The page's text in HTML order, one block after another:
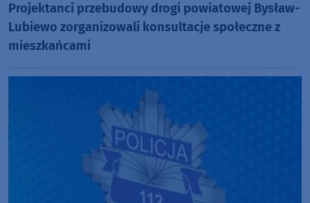
Projektanci przebudowy drogi powiatowej Bysław-
Lubiewo zorganizowali konsultacje społeczne z
mieszkańcami